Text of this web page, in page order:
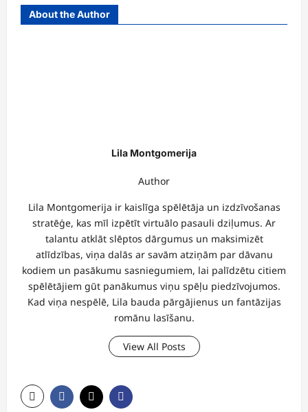
About the Author
Lila Montgomerija
Author
Lila Montgomerija ir kaislīga spēlētāja un izdzīvošanas
stratēģe, kas mīl izpētīt virtuālo pasauli dziļumus. Ar
talantu atklāt slēptos dārgumus un maksimizēt
atlīdzības, viņa dalās ar savām atziņām par dāvanu
kodiem un pasākumu sasniegumiem, lai palīdzētu citiem
spēlētājiem gūt panākumus viņu spēļu piedzīvojumos.
Kad viņa nespēlē, Lila bauda pārgājienus un fantāzijas
romānu lasīšanu.
View All Posts